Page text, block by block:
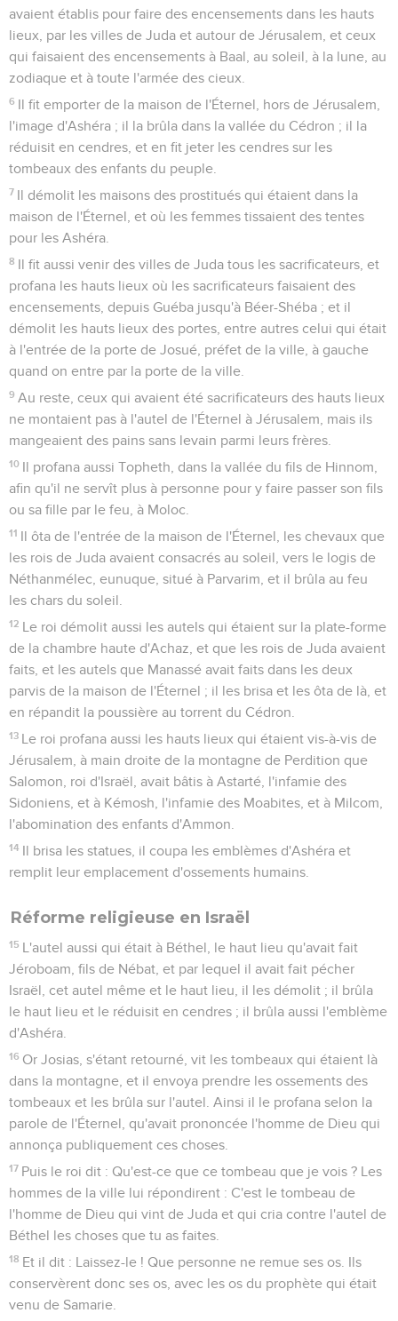
colère, qui s'était allumée contre Juda à cause de tout ce
que Manassé avait fait pour l'irriter.
27 Car l'Éternel avait dit : J'ôterai aussi Juda de devant ma
face, comme j'en ai ôté Israël ; et je rejetterai cette ville de
Jérusalem que j'ai choisie, et la maison de laquelle j'ai dit :
Mon nom sera là.
28 Le reste des actions de Josias, tout ce qu'il fit, n'est-il pas
écrit au livre des Chroniques des rois de Juda ?
29
De son temps Pharaon-Néco, roi d'Égypte, monta contre le
roi d'Assyrie, vers le fleuve d'Euphrate ; et Josias marcha
contre lui. Mais, dès que Pharaon l'eut vu, il le tua à
Méguiddo.
30 De Méguiddo ses serviteurs le chargèrent mort sur un
char, et l'emmenèrent à Jérusalem, et l'ensevelirent dans
son tombeau. Et le peuple du pays prit Joachaz, fils de
Josias ; et ils l'oignirent, et l'établirent roi à la place de son
père.
Joachaz, roi de Juda
31
Joachaz était âgé de vingt-trois ans quand il commença à
régner, et il régna trois mois à Jérusalem. Sa mère, fille de
Jérémie, de Libna, s'appelait Hamutal.
32
Il fit ce qui est mauvais aux yeux de l'Éternel, tout comme
avaient fait ses pères.
33
Et Pharaon-Néco l'emprisonna à Ribla, au pays de Hamath,
afin qu'il ne régnât plus à Jérusalem. Et il imposa au pays une
Puis Pharaon-Néco établit pour roi Éliakim, fils de Josias, à
la place de Josias, son père, et changea son nom en celui de
Jéhojakim. Il prit ensuite Joachaz, qui alla en Égypte où il
mourut.
le pays, pour fournir cet argent, d'après le commandement
de Pharaon ; il exigea du peuple du pays l'argent et l'or,
selon la taxe de chacun, pour le donner à Pharaon-Néco.
Jéhojakim était âgé de vingt-cinq ans quand il commença
Zébudda, fille de Pédaja, de Ruma.
avaient fait ses pères.
2 Rois 24
Seuls les Évangiles sont disponibles en vidéo pour le moment.
De son temps, Nébucadnetsar, roi de Babylone, monta, et
Jéhojakim lui fut assujetti trois ans ; mais il se révolta de
nouveau contre lui.
Et l'Éternel envoya contre lui des troupes de Caldéens, des
troupes de Syriens, des troupes de Moabites et des troupes
d'Ammonites ; il les envoya contre Juda pour le détruire,
selon la parole que l'Éternel avait prononcée par les
prophètes, ses serviteurs.
Ce fut sur l'ordre seul de l'Éternel qu'il en fut ainsi de Juda,
pour le rejeter de devant sa face, à cause des péchés de